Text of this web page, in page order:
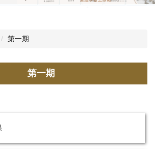
第一期
第一期